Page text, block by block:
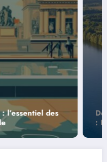
chateaux de la Loire
royale